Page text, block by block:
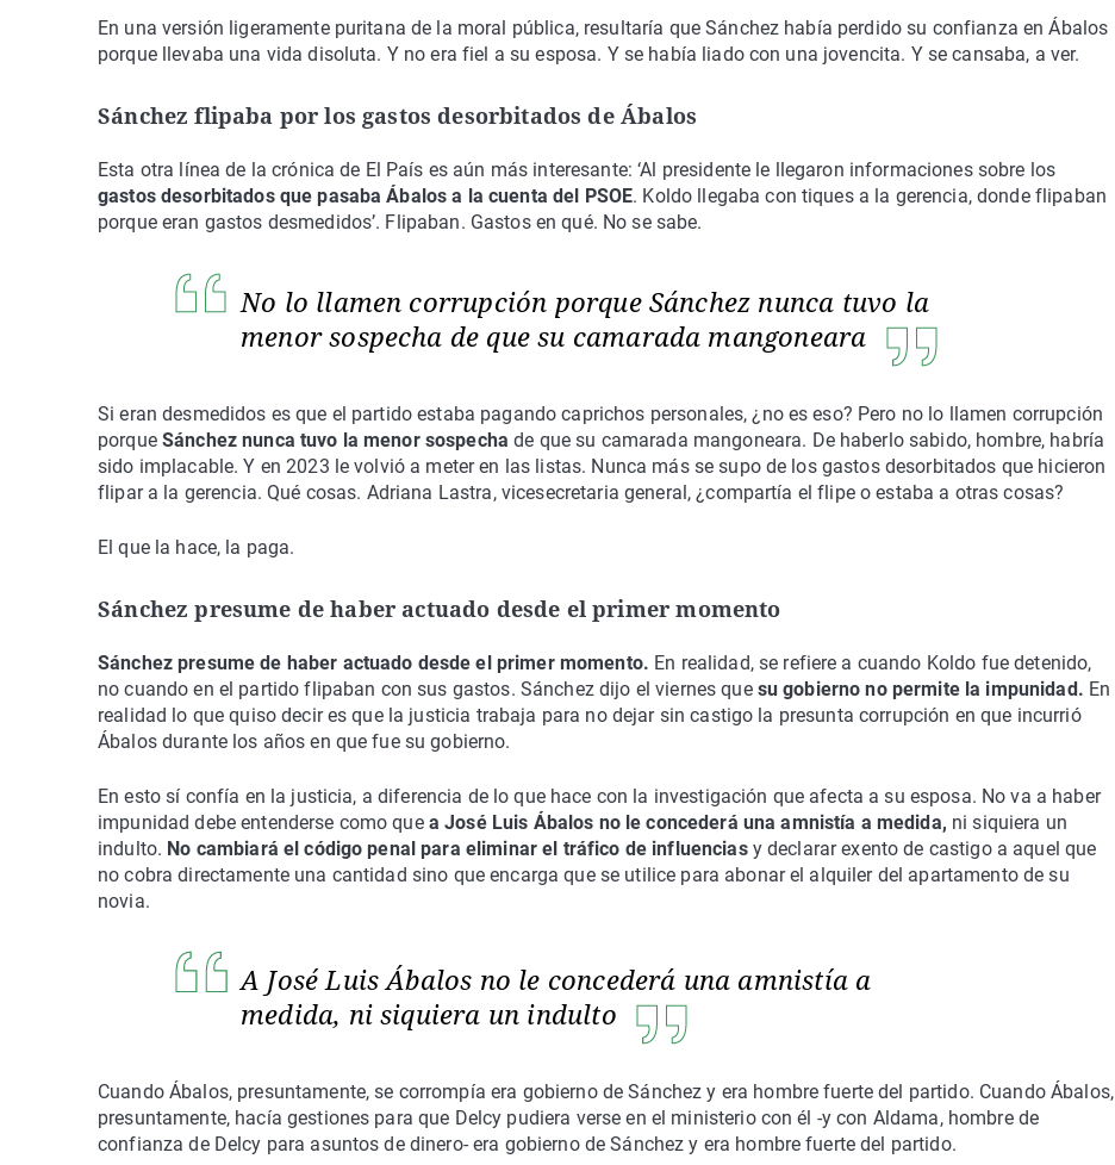
En una versión ligeramente puritana de la moral pública, resultaría que Sánchez había perdido su confianza en Ábalos
porque llevaba una vida disoluta. Y no era fiel a su esposa. Y se había liado con una jovencita. Y se cansaba, a ver.
Sánchez flipaba por los gastos desorbitados de Ábalos
Esta otra línea de la crónica de El País es aún más interesante: ‘Al presidente le llegaron informaciones sobre los
gastos desorbitados que pasaba Ábalos a la cuenta del PSOE. Koldo llegaba con tiques a la gerencia, donde flipaban
porque eran gastos desmedidos’. Flipaban. Gastos en qué. No se sabe.
No lo llamen corrupción porque Sánchez nunca tuvo la
menor sospecha de que su camarada mangoneara
Si eran desmedidos es que el partido estaba pagando caprichos personales, ¿no es eso? Pero no lo llamen corrupción
porque Sánchez nunca tuvo la menor sospecha de que su camarada mangoneara. De haberlo sabido, hombre, habría
sido implacable. Y en 2023 le volvió a meter en las listas. Nunca más se supo de los gastos desorbitados que hicieron
flipar a la gerencia. Qué cosas. Adriana Lastra, vicesecretaria general, ¿compartía el flipe o estaba a otras cosas?
El que la hace, la paga.
Sánchez presume de haber actuado desde el primer momento
Sánchez presume de haber actuado desde el primer momento. En realidad, se refiere a cuando Koldo fue detenido,
no cuando en el partido flipaban con sus gastos. Sánchez dijo el viernes quesu gobierno no permite la impunidad. En
realidad lo que quiso decir es que la justicia trabaja para no dejar sin castigo la presunta corrupción en que incurrió
Ábalos durante los años en que fue su gobierno.
En esto sí confía en la justicia, a diferencia de lo que hace con la investigación que afecta a su esposa. No va a haber
impunidad debe entenderse como que a José Luis Ábalos no le concederá una amnistía a medida, ni siquiera un
indulto. No cambiará el código penal para eliminar el tráfico de influencias y declarar exento de castigo a aquel que
no cobra directamente una cantidad sino que encarga que se utilice para abonar el alquiler del apartamento de su
novia.
A José Luis Ábalos no le concederá una amnistía a
medida, ni siquiera un indulto
Cuando Ábalos, presuntamente, se corrompía era gobierno de Sánchez y era hombre fuerte del partido. Cuando Ábalos,
presuntamente, hacía gestiones para que Delcy pudiera verse en el ministerio con él -y con Aldama, hombre de
confianza de Delcy para asuntos de dinero- era gobierno de Sánchez y era hombre fuerte del partido.